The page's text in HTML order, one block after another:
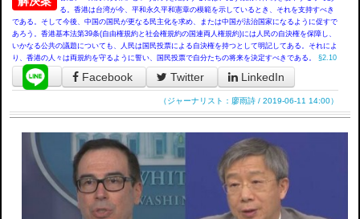
る。香港は台湾が今、平和永久平和憲章の模範を示しているとき、それを支持すべき
である。そして今後、中国の国民が更なる民主化を求め、または中国が法治国家になるように促すで
あろう。香港基本法第39条(自由権規約と社会権規約の国連両人権規約)には人民の自決権を保障し、
いかなる公共の議題についても、人民は国民投票による自決権を持つとして明記してある。それによ
り、香港の人々は両規約を守るように誓い、国民投票で自分たちの将来を決定すべきである。
§2.10
Facebook Twitter LinkedIn
（ジャーナリスト：廖雨詩 / 2019-06-11 14:00）